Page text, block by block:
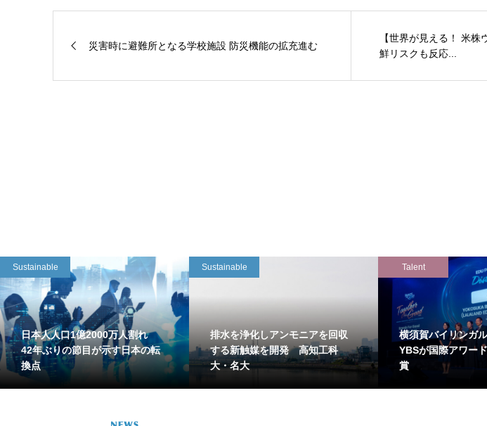
災害時に避難所となる学校施設 防災機能の拡充進む
【世界が見える！ 米
鮮リスクも反応...
Sustainable
日本人人口1億2000万人割れ
42年ぶりの節目が示す日本の転
換点
Sustainable
排水を浄化しアンモニアを回収
する新触媒を開発 高知工科
大・名大
Talent
横須賀バイリンガ
YBSが国際アワー
賞